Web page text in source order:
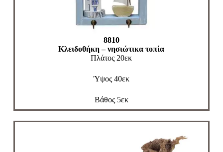
8810
Κλειδοθήκη – νησιώτικα τοπία
Πλάτος 20εκ
Ύψος 40εκ
Βάθος 5εκ